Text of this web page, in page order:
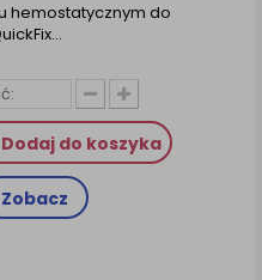
hemostatycznym do
Dodaj do koszyka
Zobacz